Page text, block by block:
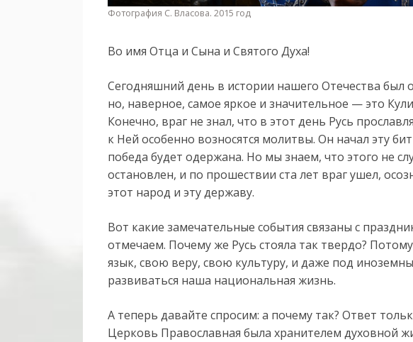
Фотография С. Власова. 2015 год
Во имя Отца и Сына и Святого Духа!
Сегодняшний день в истории нашего Отечества был
но, наверное, самое яркое и значительное — это
Конечно, враг не знал, что в этот день Русь
к Ней особенно возносятся молитвы. Он начал эту
победа будет одержана. Но мы знаем, что этого не
остановлен, и по прошествии ста лет враг ушел,
этот народ и эту державу.
Вот какие замечательные события связаны с
отмечаем. Почему же Русь стояла так твердо?
язык, свою веру, свою культуру, и даже под
развиваться наша национальная жизнь.
А теперь давайте спросим: а почему так? Ответ
Церковь Православная была хранителем духовной